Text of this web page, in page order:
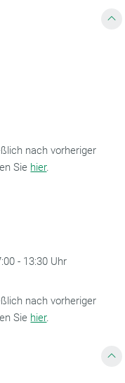
nach vorheriger
Sie hier.
- 13:30 Uhr
nach vorheriger
Sie hier.